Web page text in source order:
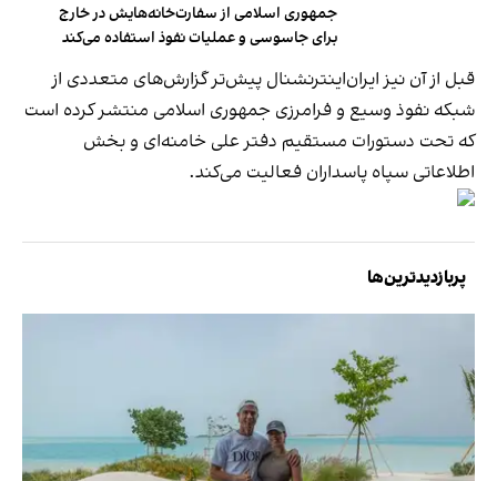
جمهوری اسلامی از سفارت‌خانه‌هایش در خارج
برای جاسوسی و عملیات نفوذ استفاده می‌کند
قبل از آن نیز ایران‌اینترنشنال پیش‌تر گزارش‌های متعددی از
شبکه‌ نفوذ وسیع و فرامرزی جمهوری اسلامی منتشر کرده است
که تحت دستورات مستقیم دفتر علی خامنه‌ای و بخش
اطلاعاتی سپاه پاسداران فعالیت می‌کند.
پربازدیدترین‌ها